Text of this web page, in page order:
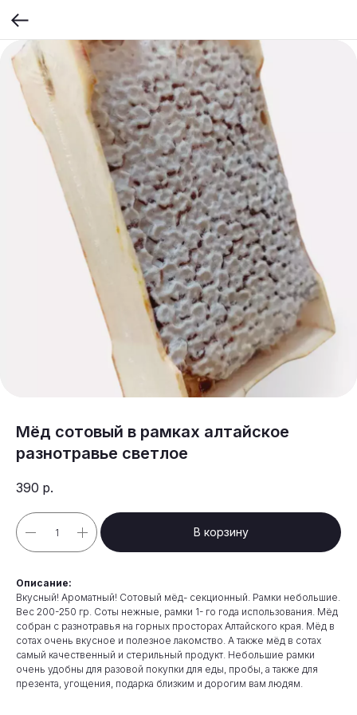
Мёд сотовый в рамках алтайское
разнотравье светлое
390 р.
В корзину
Описание:
Вкусный! Ароматный! Сотовый мёд- секционный. Рамки небольшие.
Вес 200-250 гр. Соты нежные, рамки 1- го года использования. Мёд
собран с разнотравья на горных просторах Алтайского края. Мёд в
сотах очень вкусное и полезное лакомство. А также мёд в сотах
самый качественный и стерильный продукт. Небольшие рамки
очень удобны для разовой покупки для еды, пробы, а также для
презента, угощения, подарка близким и дорогим вам людям.